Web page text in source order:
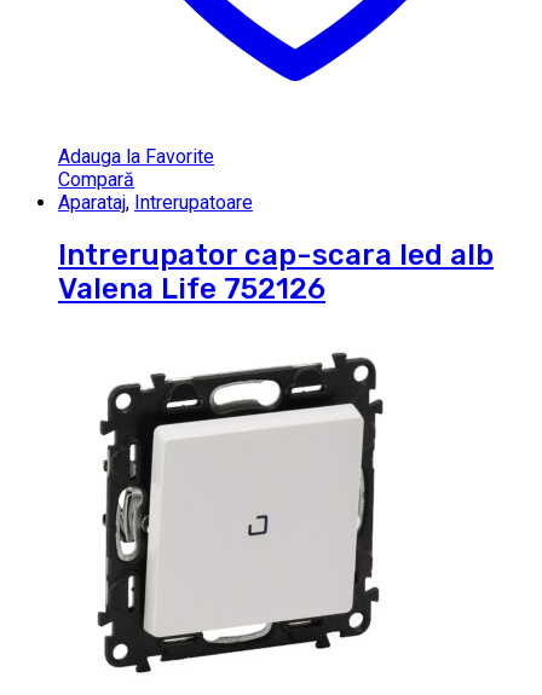
Adauga la Favorite
Compară
Aparataj, Intrerupatoare
Intrerupator cap-scara led alb
Valena Life 752126